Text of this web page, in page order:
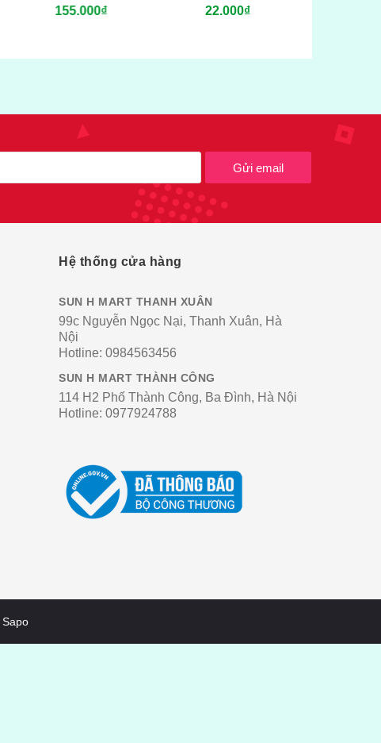
155.000₫
Gửi email
Hệ thống cửa hàng
SUN H MART THANH XUÂN
99c Nguyễn Ngọc Nại, Thanh Xuân, Hà
Nội
Hotline: 0984563456
SUN H MART THÀNH CÔNG
114 H2 Phố Thành Công, Ba Đình, Hà Nội
Hotline: 0977924788
Sapo